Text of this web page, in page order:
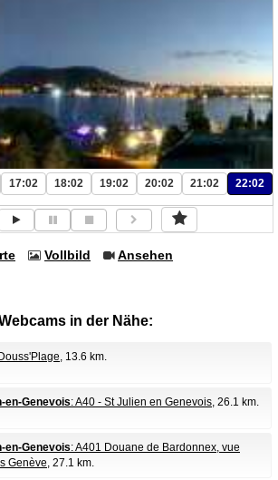
17:02 18:02 19:02 20:02 21:02 22:02
Vollbild Ansehen
in der Nähe:
, 13.6 km.
en-Genevois: A40 - St Julien en Genevois, 26.1 km.
en-Genevois: A401 Douane de Bardonnex, vue
Genève, 27.1 km.